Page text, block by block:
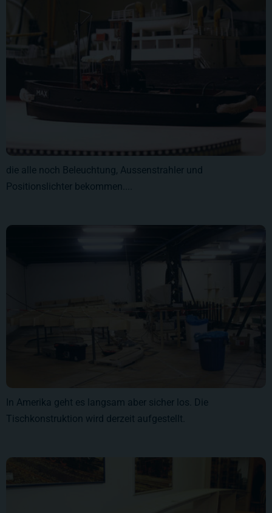
die alle noch Beleuchtung, Aussenstrahler und
Positionslichter bekommen....
In Amerika geht es langsam aber sicher los. Die
Tischkonstruktion wird derzeit aufgestellt.